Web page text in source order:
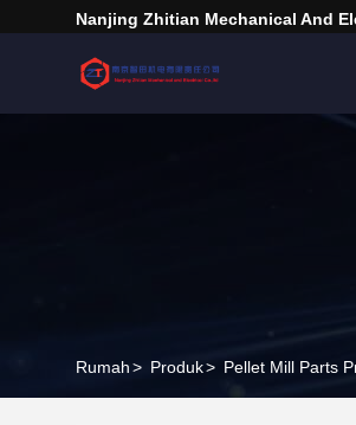
Nanjing Zhitian Mechanical And
Rumah> Produk> Pellet Mill Parts